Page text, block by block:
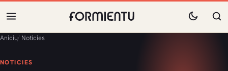
Aniciu/ Noticies
NOTICIES